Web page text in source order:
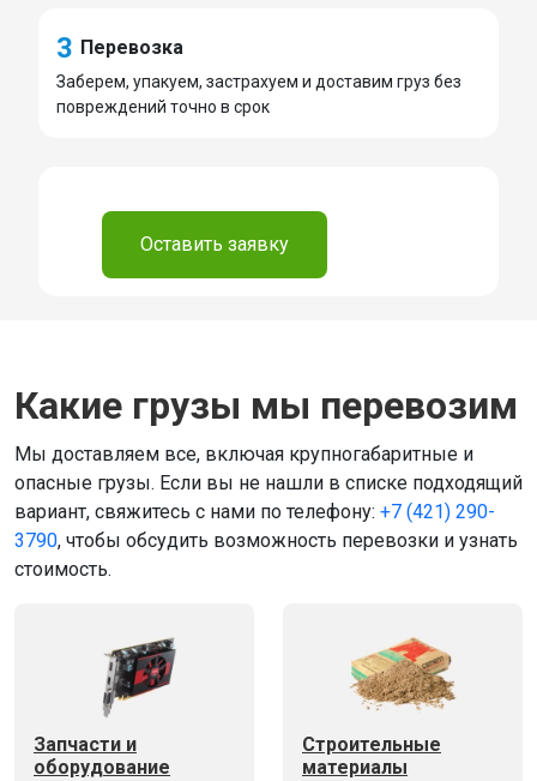
3 Перевозка
Заберем, упакуем, застрахуем и доставим груз без
повреждений точно в срок
Оставить заявку
Какие грузы мы перевозим
Мы доставляем все, включая крупногабаритные и
опасные грузы. Если вы не нашли в списке подходящий
вариант, свяжитесь с нами по телефону: +7 (421) 290-
3790, чтобы обсудить возможность перевозки и узнать
стоимость.
Запчасти и
оборудование
Строительные
материалы